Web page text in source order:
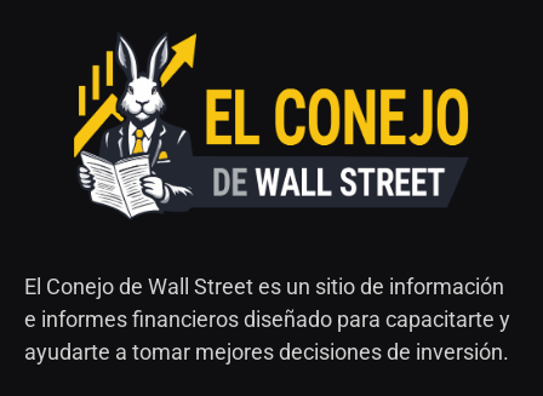
El Conejo de Wall Street es un sitio de información
e informes financieros diseñado para capacitarte y
ayudarte a tomar mejores decisiones de inversión.